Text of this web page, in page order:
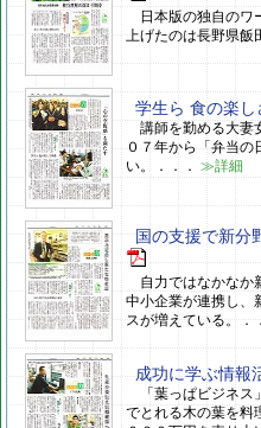
日本版の独自のワ
上げたのは長野県飯
学生ら 食の楽し
講師を勤める大妻
０７年から「弁当の
い。．．． ≫詳細
国の支援で新分
自力ではなかなか
中小企業が連携し、
スが増えている。．
成功に学ぶ情報
「葉っぱビジネス
でとれる木の葉を料